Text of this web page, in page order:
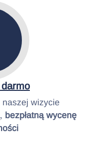
wizycie
, bezpłatną wycenę